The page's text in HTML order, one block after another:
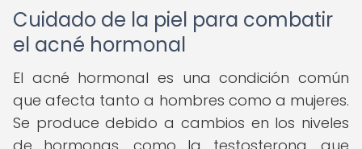
Cuidado de la piel para combatir
el acné hormonal
El acné hormonal es una condición común
que afecta tanto a hombres como a mujeres.
Se produce debido a cambios en los niveles